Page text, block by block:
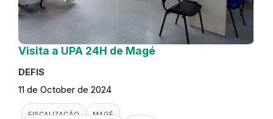
Visita a UPA 24H de Magé
DEFIS
11 de October de 2024
FISCALIZAÇÃO
MAGÉ